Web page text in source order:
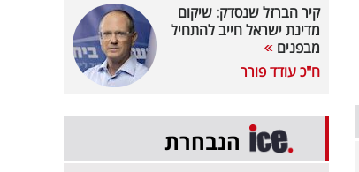
קיר הברזל שנסדק: שיקום
מדינת ישראל חייב להתחיל
מבפנים
ח"כ עודד פורר
הנבחרת